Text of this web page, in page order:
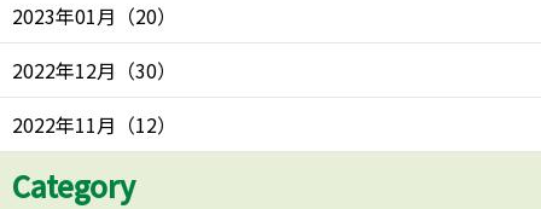
2023年01月 （20）
2022年12月 （30）
2022年11月 （12）
Category